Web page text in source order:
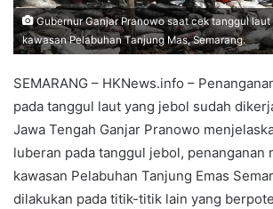
Gubernur Ganjar Pranowo saat cek tanggul
kawasan Pelabuhan Tanjung Mas, Semarang.
SEMARANG – HKNews.info –
pada tanggul laut yang jebol sudah
Jawa Tengah Ganjar Pranowo
luberan pada tanggul jebol, penanganan
kawasan Pelabuhan Tanjung Emas
dilakukan pada titik-titik lain yang